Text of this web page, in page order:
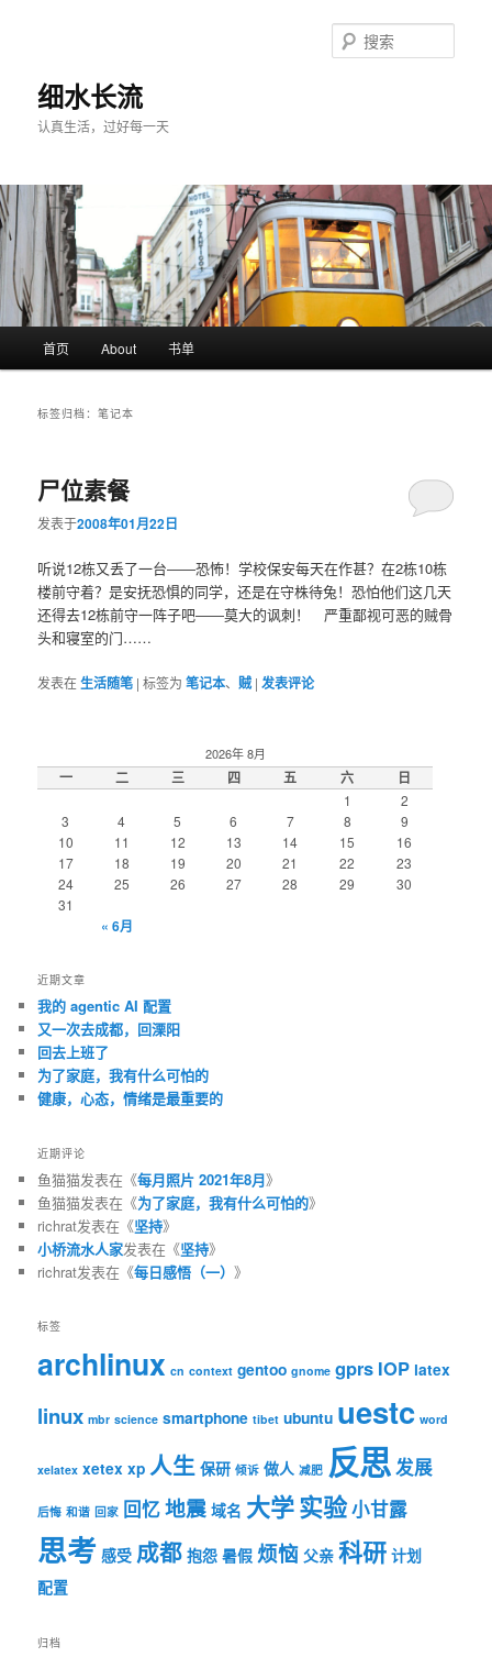
细水长流
认真生活，过好每一天
索
首页 About 书单
标签归档：笔记本
尸位素餐
发表于2008年01月22日
听说12栋又丢了一台――恐怖！学校保安每天在作甚？在2栋10栋
楼前守着？是安抚恐惧的同学，还是在守株待兔！恐怕他们这几天
还得去12栋前守一阵子吧――莫大的讽刺！ 严重鄙视可恶的贼骨
头和寝室的门……
发表在生活随笔 |标签为 笔记本、贼 |发表评论
2026年 8月
一 二 三 四 五 六 日
1
2
3
4 5 6 7 8
9
10
11 12 13 14 15
16
17
18 19 20 21 22
23
24
25 26 27 28 29
30
31
« 6月
近期文章
我的 agentic AI 配置
又一次去成都，回溧阳
回去上班了
为了家庭，我有什么可怕的
健康，心态，情绪是最重要的
近期评论
鱼猫猫发表在《每月照片 2021年8月》
鱼猫猫发表在《为了家庭，我有什么可怕的》
richrat发表在《坚持》
小桥流水人家发表在《坚持》
richrat发表在《每日感悟（一）》
标签
archlinux cn context gentoo gnome gprs IOP latex
linux mbr science smartphone tibet ubuntu uestc word
xelatex xetex xp 人生 保研 倾诉 做人 减肥 反思发展
后悔 和谐 回家 回忆地震 域名 大学实验小甘露
思考 感受 成都 抱怨 暑假 烦恼 父亲 科研 计划
配置
归档